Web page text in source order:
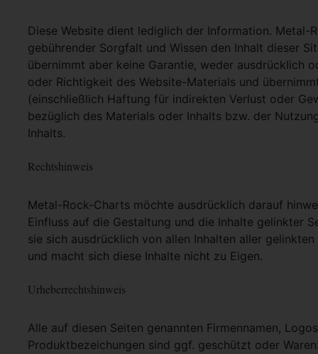
Diese Website dient lediglich der Information. Metal-
gebührender Sorgfalt und Wissen den Inhalt dieser
übernimmt aber keine Garantie, weder ausdrücklich
oder Richtigkeit des Website-Materials und
(einschließlich Haftung für indirekten Verlust oder
bezüglich des Materials oder Inhalts bzw. der
Inhalts.
Rechtshinweis
Metal-Rock-Charts möchte ausdrücklich darauf
Einfluss auf die Gestaltung und die Inhalte gelinkter
sie sich ausdrücklich von allen Inhalten aller
und macht sich diese Inhalte nicht zu Eigen.
Urheberrechtshinweis
Alle auf diesen Seiten genannten Firmennamen,
Produktbezeichungen sind ggf. geschützt oder